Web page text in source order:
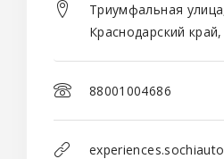
Триумфальная
Краснодарский
88001004686